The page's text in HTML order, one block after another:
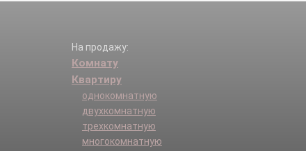
На продажу:
Комнату
Квартиру
однокомнатную
двухкомнатную
трехкомнатную
многокомнатную